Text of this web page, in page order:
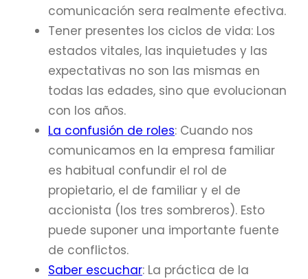
comunicación sera realmente efectiva.
Tener presentes los ciclos de vida: Los
estados vitales, las inquietudes y las
expectativas no son las mismas en
todas las edades, sino que evolucionan
con los años.
La confusión de roles: Cuando nos
comunicamos en la empresa familiar
es habitual confundir el rol de
propietario, el de familiar y el de
accionista (los tres sombreros). Esto
puede suponer una importante fuente
de conflictos.
Saber escuchar: La práctica de la